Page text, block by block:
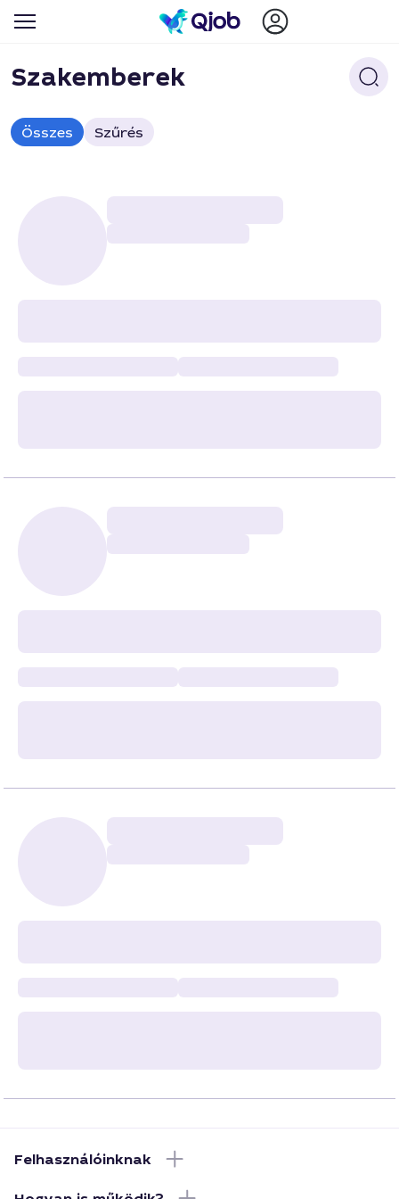
Szakemberek
Összes Szűrés
Felhasználóinknak